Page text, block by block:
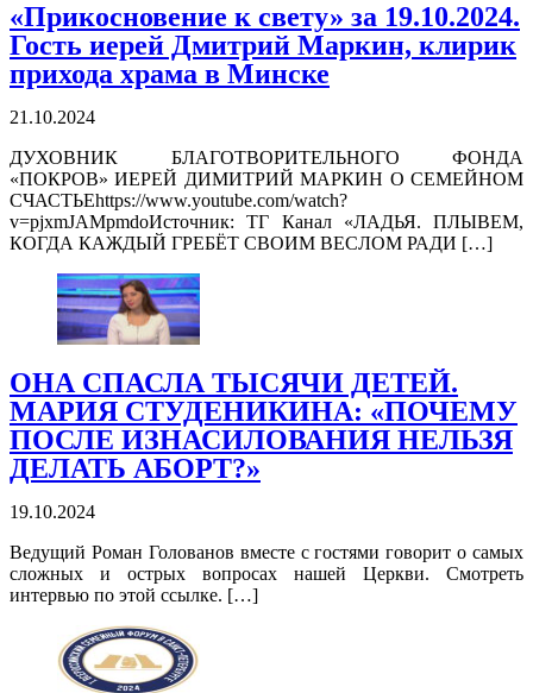
«Прикосновение к свету» за 19.10.2024.
Гость иерей Дмитрий Маркин, клирик
прихода храма в Минске
21.10.2024
ДУХОВНИК БЛАГОТВОРИТЕЛЬНОГО ФОНДА
«ПОКРОВ» ИЕРЕЙ ДИМИТРИЙ МАРКИН О СЕМЕЙНОМ
СЧАСТЬЕhttps://www.youtube.com/watch?
v=pjxmJAMpmdoИсточник: ТГ Канал «ЛАДЬЯ. ПЛЫВЕМ,
КОГДА КАЖДЫЙ ГРЕБЁТ СВОИМ ВЕСЛОМ РАДИ […]
ОНА СПАСЛА ТЫСЯЧИ ДЕТЕЙ.
МАРИЯ СТУДЕНИКИНА: «ПОЧЕМУ
ПОСЛЕ ИЗНАСИЛОВАНИЯ НЕЛЬЗЯ
ДЕЛАТЬ АБОРТ?»
19.10.2024
Ведущий Роман Голованов вместе с гостями говорит о самых
сложных и острых вопросах нашей Церкви. Смотреть
интервью по этой ссылке. […]